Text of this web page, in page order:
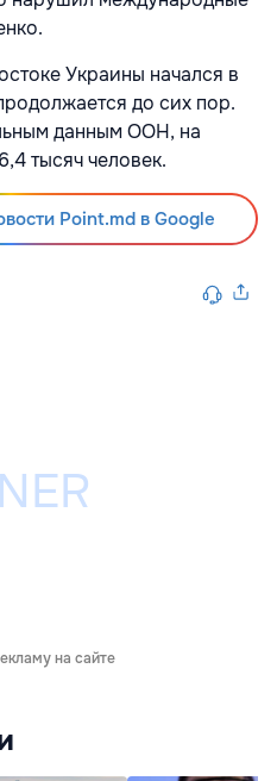
Украины начался в
до сих пор.
данным ООН, на
тысяч человек.
Point.md в Google
на сайте